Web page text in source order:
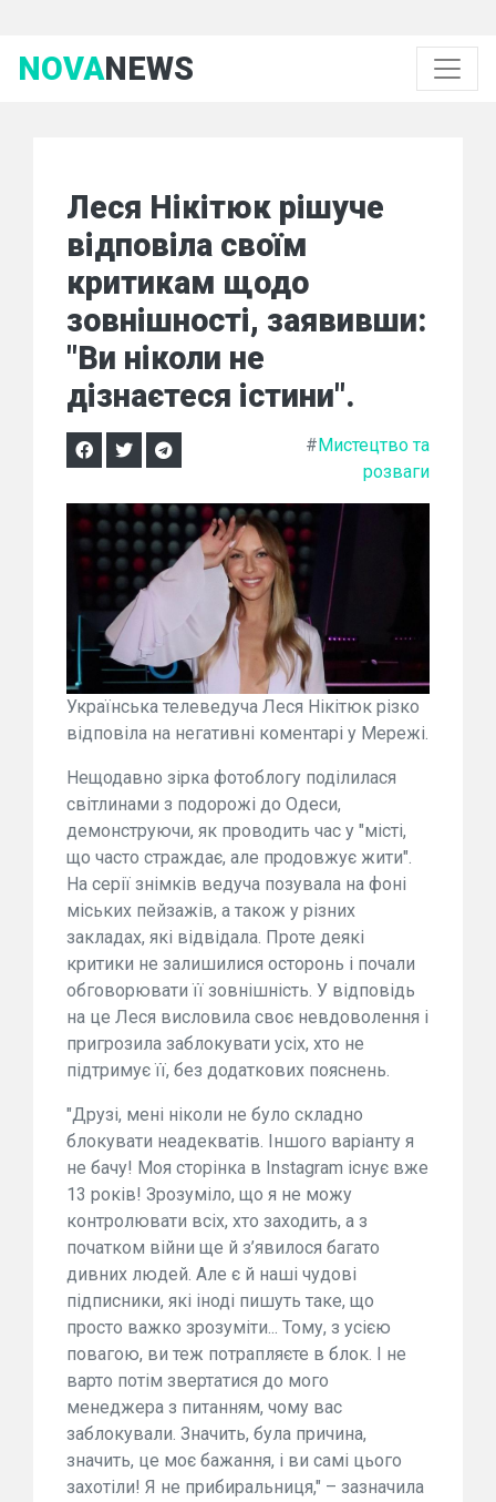
NOVANEWS
Леся Нікітюк рішуче
відповіла своїм
критикам щодо
зовнішності, заявивши:
"Ви ніколи не
дізнаєтеся істини".
#Мистецтво та
розваги
Українська телеведуча Леся Нікітюк різко
відповіла на негативні коментарі у Мережі.
Нещодавно зірка фотоблогу поділилася
світлинами з подорожі до Одеси,
демонструючи, як проводить час у "місті,
що часто страждає, але продовжує жити".
На серії знімків ведуча позувала на фоні
міських пейзажів, а також у різних
закладах, які відвідала. Проте деякі
критики не залишилися осторонь і почали
обговорювати її зовнішність. У відповідь
на це Леся висловила своє невдоволення і
пригрозила заблокувати усіх, хто не
підтримує її, без додаткових пояснень.
"Друзі, мені ніколи не було складно
блокувати неадекватів. Іншого варіанту я
не бачу! Моя сторінка в Instagram існує вже
13 років! Зрозуміло, що я не можу
контролювати всіх, хто заходить, а з
початком війни ще й з’явилося багато
дивних людей. Але є й наші чудові
підписники, які іноді пишуть таке, що
просто важко зрозуміти... Тому, з усією
повагою, ви теж потрапляєте в блок. І не
варто потім звертатися до мого
менеджера з питанням, чому вас
заблокували. Значить, була причина,
значить, це моє бажання, і ви самі цього
захотіли! Я не прибиральниця," – зазначила